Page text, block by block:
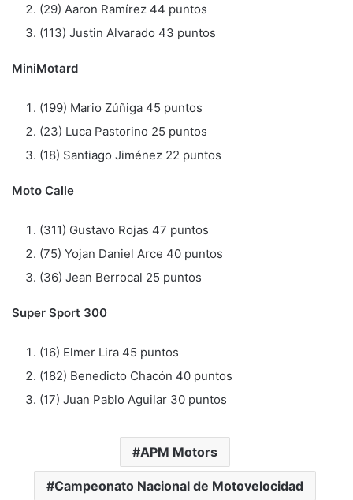
(29) Aaron Ramírez 44 puntos
(113) Justin Alvarado 43 puntos
MiniMotard
(199) Mario Zúñiga 45 puntos
(23) Luca Pastorino 25 puntos
(18) Santiago Jiménez 22 puntos
Moto Calle
(311) Gustavo Rojas 47 puntos
(75) Yojan Daniel Arce 40 puntos
(36) Jean Berrocal 25 puntos
Super Sport 300
(16) Elmer Lira 45 puntos
(182) Benedicto Chacón 40 puntos
(17) Juan Pablo Aguilar 30 puntos
APM Motors
Campeonato Nacional de Motovelocidad